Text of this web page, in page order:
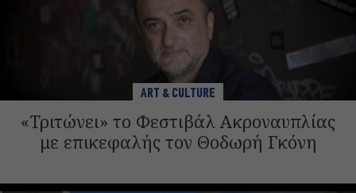
ART & CULTURE
«Τριτώνει» το Φεστιβάλ Ακροναυπλίας
με επικεφαλής τον Θοδωρή Γκόνη